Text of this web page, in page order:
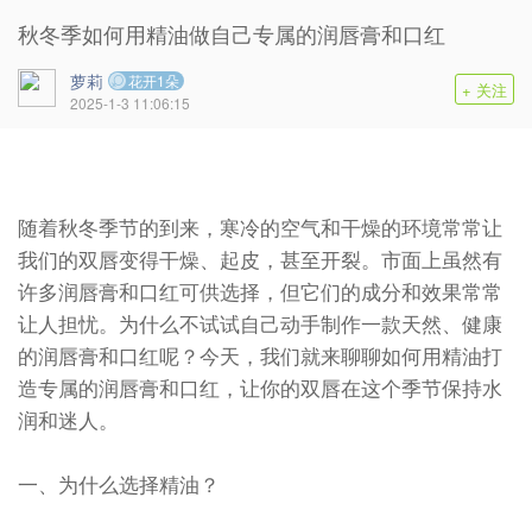
秋冬季如何用精油做自己专属的润唇膏和口红
萝莉
花开1朵
2025-1-3 11:06:15
+ 关注
随着秋冬季节的到来，寒冷的空气和干燥的环境常常让
我们的双唇变得干燥、起皮，甚至开裂。市面上虽然有
许多润唇膏和口红可供选择，但它们的成分和效果常常
让人担忧。为什么不试试自己动手制作一款天然、健康
的润唇膏和口红呢？今天，我们就来聊聊如何用精油打
造专属的润唇膏和口红，让你的双唇在这个季节保持水
润和迷人。
一、为什么选择精油？